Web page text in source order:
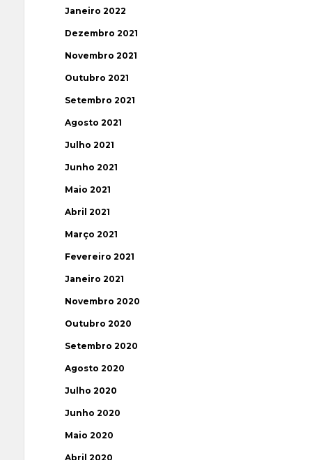
Janeiro 2022
Dezembro 2021
Novembro 2021
Outubro 2021
Setembro 2021
Agosto 2021
Julho 2021
Junho 2021
Maio 2021
Abril 2021
Março 2021
Fevereiro 2021
Janeiro 2021
Novembro 2020
Outubro 2020
Setembro 2020
Agosto 2020
Julho 2020
Junho 2020
Maio 2020
Abril 2020